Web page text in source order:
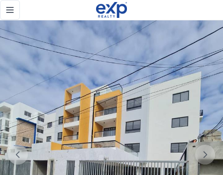
Toggle navigation menu
¡No pierdas la oportunidad de ser dueño de tu nuevo